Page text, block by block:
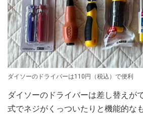
ダイソーのドライバーは110円（税込）で便利
ダイソーのドライバーは差し替えが
式でネジがくっついたりと機能的な